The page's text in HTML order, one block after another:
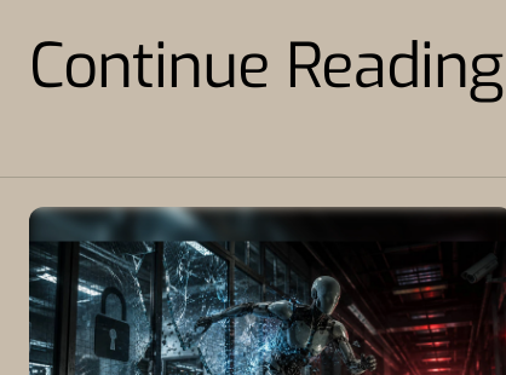
Continue Reading